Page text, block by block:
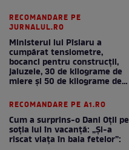
RECOMANDARE PE
JURNALUL.RO
Ministerul lui Pîslaru a
cumpărat tensiometre,
bocanci pentru construcții,
jaluzele, 30 de kilograme de
miere și 50 de kilograme de
RECOMANDARE PE A1.RO
Cum a surprins-o Dani Oțil pe
soția lui în vacanță: „Și-a
riscat viața în baia fetelor”: